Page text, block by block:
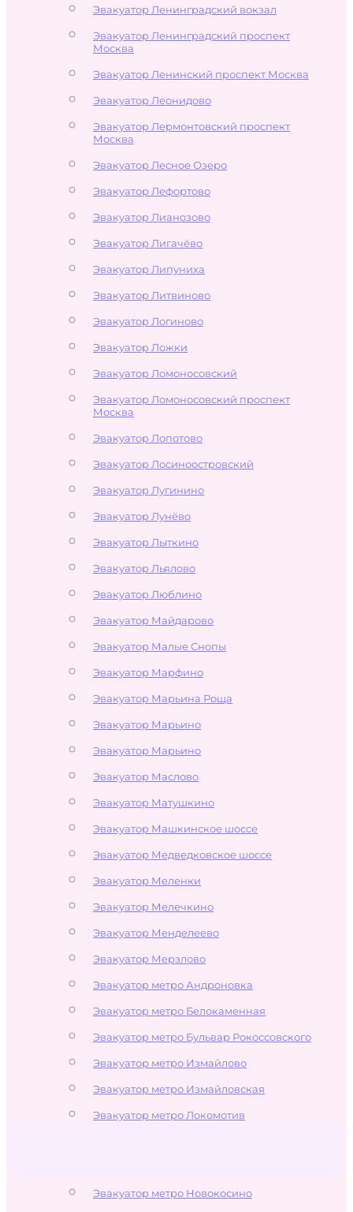
Эвакуатор Ленинградский вокзал
Эвакуатор Ленинградский проспект
Москва
Эвакуатор Ленинский проспект Москва
Эвакуатор Леонидово
Эвакуатор Лермонтовский проспект
Москва
Эвакуатор Лесное Озеро
Эвакуатор Лефортово
Эвакуатор Лианозово
Эвакуатор Лигачёво
Эвакуатор Липуниха
Эвакуатор Литвиново
Эвакуатор Логиново
Эвакуатор Ложки
Эвакуатор Ломоносовский
Эвакуатор Ломоносовский проспект
Москва
Эвакуатор Лопотово
Эвакуатор Лосиноостровский
Эвакуатор Лугинино
Эвакуатор Лунёво
Эвакуатор Лыткино
Эвакуатор Льялово
Эвакуатор Люблино
Эвакуатор Майдарово
Эвакуатор Малые Снопы
Эвакуатор Марфино
Эвакуатор Марьина Роща
Эвакуатор Марьино
Эвакуатор Марьино
Эвакуатор Маслово
Эвакуатор Матушкино
Эвакуатор Машкинское шоссе
Эвакуатор Медведковское шоссе
Эвакуатор Меленки
Эвакуатор Мелечкино
Эвакуатор Менделеево
Эвакуатор Мерзлово
Эвакуатор метро Андроновка
Эвакуатор метро Белокаменная
Эвакуатор метро Бульвар Рокоссовского
Эвакуатор метро Измайлово
Эвакуатор метро Измайловская
Эвакуатор метро Локомотив
Эвакуатор метро Новокосино